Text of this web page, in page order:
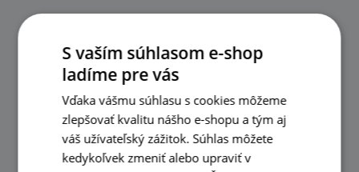
S vaším súhlasom e-shop
ladíme pre vás
Vďaka vášmu súhlasu s cookies môžeme
zlepšovať kvalitu nášho e-shopu a tým aj
váš užívateľský zážitok. Súhlas môžete
kedykoľvek zmeniť alebo upraviť v